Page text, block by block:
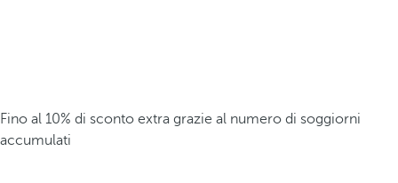
Fino al 10% di sconto extra grazie al numero di soggiorni
accumulati